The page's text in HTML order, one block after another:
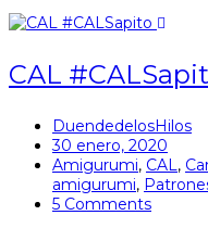
CAL
DuendedelosHilos
30 enero, 2020
Amigurumi, CAL,
amigurumi,
5 Comments